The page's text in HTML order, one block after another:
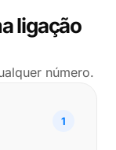
ligação
número.
1